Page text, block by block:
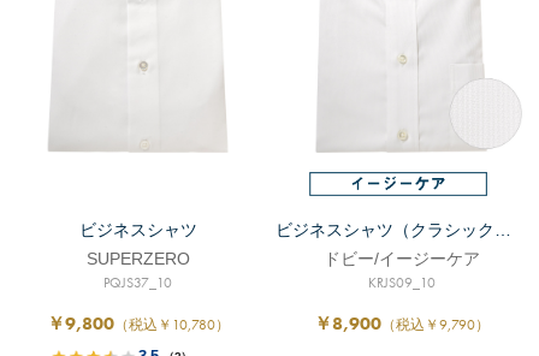
ビジネスシャツ
SUPERZERO
PQJS37_10
￥9,800（税込￥10,780）
ドビー/イージーケア
KRJS09_10
￥8,900（税込￥9,790）